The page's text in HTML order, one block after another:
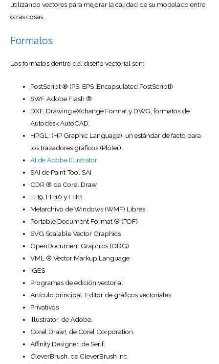
utilizando vectores para mejorar la calidad de su modelado entre
otras cosas.
Formatos
Los formatos dentro del diseño vectorial son:
PostScript ® (PS, EPS [Encapsulated PostScript])
SWF Adobe Flash ®
DXF, Drawing eXchange Format y DWG, formatos de
Autodesk AutoCAD.
HPGL: (HP Graphic Language), un estándar de facto para
los trazadores gráficos (Plóter).
AI de Adobe Illustrator
SAI de Paint Tool SAI
CDR ® de Corel Draw
FH9, FH10 y FH11
Metarchivo de Windows (WMF) Libres
Portable Document Format ® (PDF)
SVG Scalable Vector Graphics
OpenDocument Graphics (ODG)
VML ® Vector Markup Language
IGES
Programas de edición vectorial
Artículo principal: Editor de gráficos vectoriales
Privativos
Illustrator, de Adobe.
Corel Draw!, de Corel Corporation.
Affinity Designer, de Serif.
CleverBrush, de CleverBrush Inc.